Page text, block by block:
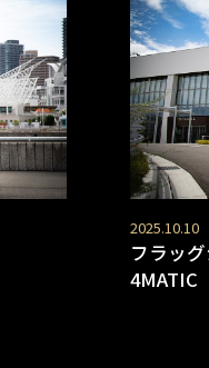
2025.10.10
フラッ
4MATIC